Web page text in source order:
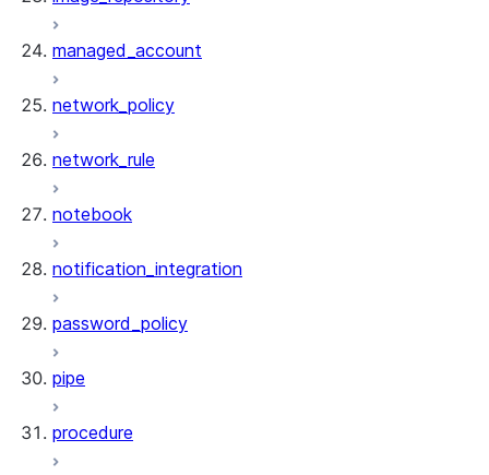
managed_account
network_policy
network_rule
notebook
notification_integration
password_policy
pipe
procedure